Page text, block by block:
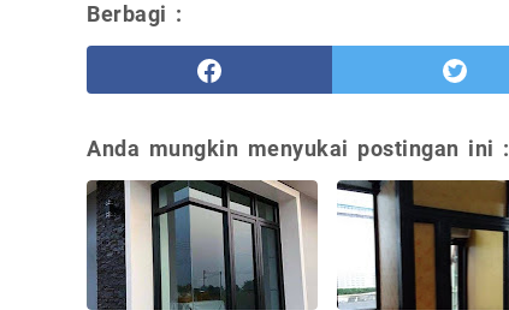
Berbagi :
Anda mungkin menyukai postingan ini :